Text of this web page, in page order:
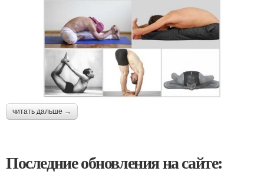
читать дальше →
Последние обновления на сайте: